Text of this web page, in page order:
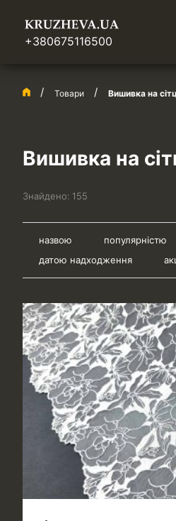
+380675116500
Товари Вишивка на
Вишивка на
Знайдено: 155
назвою
популярністю
датою надходження